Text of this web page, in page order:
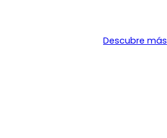
Descubre más